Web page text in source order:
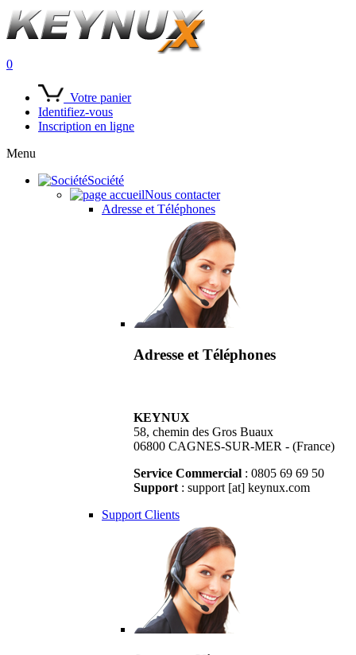
0
Votre panier
Identifiez-vous
Inscription en ligne
Menu
Société
Nous contacter
Adresse et Téléphones
Adresse et Téléphones
KEYNUX
58, chemin des Gros Buaux
06800 CAGNES-SUR-MER - (France)
Service Commercial : 0805 69 69 50
Support : support [at] keynux.com
Support Clients